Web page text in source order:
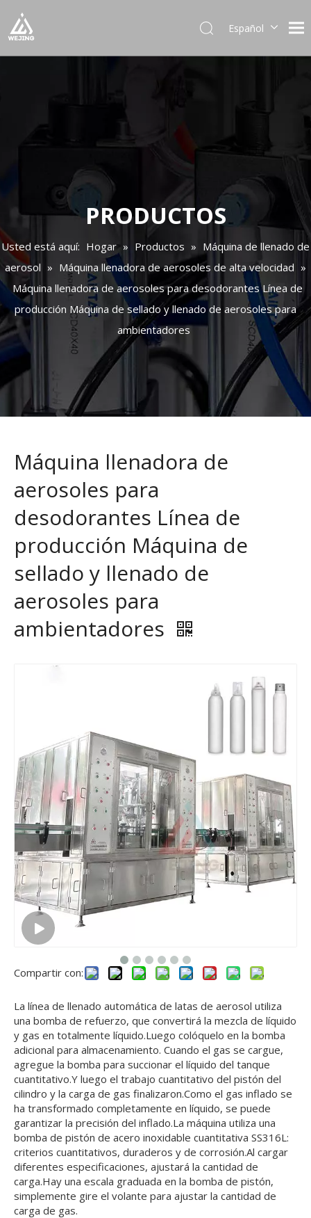
Español
日本語
한국어
Українська
PRODUCTOS
Usted está aquí: Hogar » Productos » Máquina de llenado de
aerosol » Máquina llenadora de aerosoles de alta velocidad »
Máquina llenadora de aerosoles para desodorantes Línea de
producción Máquina de sellado y llenado de aerosoles para
ambientadores
Máquina llenadora de
aerosoles para
desodorantes Línea de
producción Máquina de
sellado y llenado de
aerosoles para
ambientadores
Compartir con:
La línea de llenado automática de latas de aerosol utiliza
una bomba de refuerzo, que convertirá la mezcla de líquido
y gas en totalmente líquido.Luego colóquelo en la bomba
adicional para almacenamiento. Cuando el gas se cargue,
agregue la bomba para succionar el líquido del tanque
cuantitativo.Y luego el trabajo cuantitativo del pistón del
cilindro y la carga de gas finalizaron.Como el gas inflado se
ha transformado completamente en líquido, se puede
garantizar la precisión del inflado.La máquina utiliza una
bomba de pistón de acero inoxidable cuantitativa SS316L:
criterios cuantitativos, duraderos y de corrosión.Al cargar
diferentes especificaciones, ajustará la cantidad de
carga.Hay una escala graduada en la bomba de pistón,
simplemente gire el volante para ajustar la cantidad de
carga de gas.